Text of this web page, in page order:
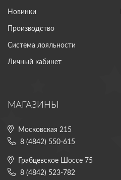
Новинки
Производство
Система лояльности
Личный кабинет
МАГАЗИНЫ
Московская 215
8 (4842) 550-615
Грабцевское Шоссе 75
8 (4842) 523-782